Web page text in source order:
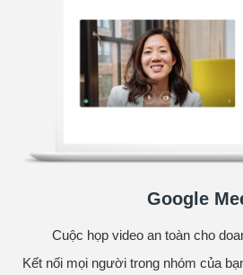
Google
Cuộc họp video an toàn cho
Kết nối mọi người trong nhóm của